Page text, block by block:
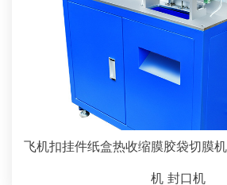
飞机扣挂件纸盒热收缩膜胶袋切膜
机 封口机